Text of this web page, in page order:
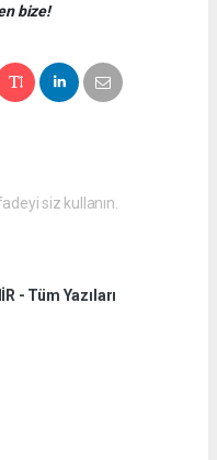
bize!
siz kullanın.
- Tüm Yazıları